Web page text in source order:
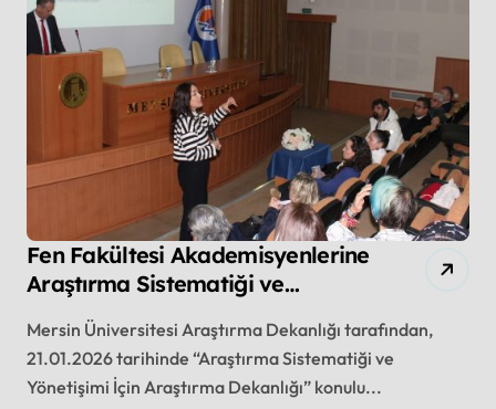
Fen Fakültesi Akademisyenlerine
Araştırma Sistematiği ve
Yönetişimi Anlatıldı
Mersin Üniversitesi Araştırma Dekanlığı tarafından,
21.01.2026 tarihinde “Araştırma Sistematiği ve
Yönetişimi İçin Araştırma Dekanlığı” konulu...